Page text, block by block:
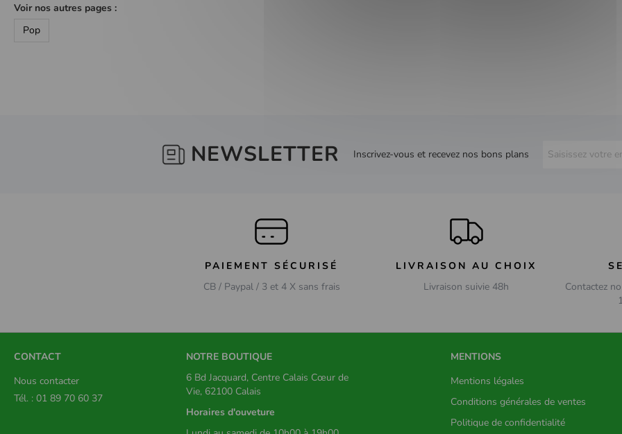
Voir nos autres pages :
Pop
NEWSLETTER Inscrivez-vous et recevez nos bons plans
PAIEMENT SÉCURISÉ
CB / Paypal / 3 et 4 X sans frais
LIVRAISON AU CHOIX
Livraison suivie 48h
Contactez
CONTACT
Nous contacter
Tél. : 01 89 70 60 37
NOTRE BOUTIQUE
6 Bd Jacquard, Centre Calais Cœur de
Vie, 62100 Calais
Horaires d'ouveture
MENTIONS
Mentions légales
Conditions générales de ventes
Politique de confidentialité